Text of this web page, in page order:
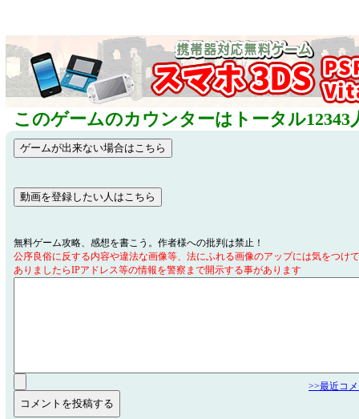
このゲームのカウンターはトータル12343
無料ゲーム攻略、感想を書こう。作者様への批判は禁止！
公序良俗に反する内容や違法な画像等、法にふれる画像のアップには気をつけ
ありましたらIPアドレス等の情報を警察まで開示する事があります
>>最近コ